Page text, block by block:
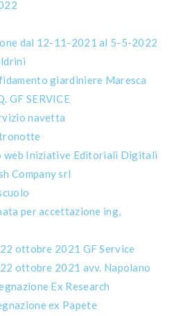
dal 12-11-2021 al 5-5-2022
giardiniere Maresca
GF SERVICE
navetta
web Iniziative Editoriali Digitali
Company srl
per accettazione ing,
ottobre 2021 GF Service
ottobre 2021 avv. Napolano
Ex Research
ex Papete